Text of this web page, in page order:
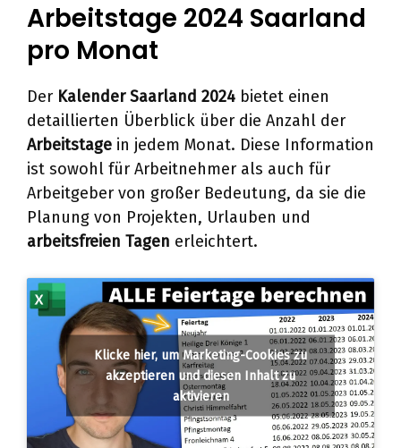
Arbeitstage 2024 Saarland
pro Monat
Der Kalender Saarland 2024 bietet einen
detaillierten Überblick über die Anzahl der
Arbeitstage in jedem Monat. Diese Information
ist sowohl für Arbeitnehmer als auch für
Arbeitgeber von großer Bedeutung, da sie die
Planung von Projekten, Urlauben und
arbeitsfreien Tagen erleichtert.
Klicke hier, um Marketing-Cookies zu
akzeptieren und diesen Inhalt zu
aktivieren